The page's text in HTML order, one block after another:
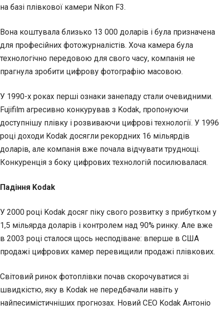
на базі плівкової камери Nikon F3.
Вона коштувала близько 13 000 доларів і була призначена
для професійних фотожурналістів. Хоча камера була
технологічно передовою для свого часу, компанія не
прагнула зробити цифрову фотографію масовою.
У 1990-х роках перші ознаки занепаду стали очевидними.
Fujifilm агресивно конкурував з Kodak, пропонуючи
доступнішу плівку і розвиваючи цифрові технології. У 1996
році доходи Kodak досягли рекордних 16 мільярдів
доларів, але компанія вже почала відчувати труднощі.
Конкуренція з боку цифрових технологій посилювалася.
Падіння Kodak
У 2000 році Kodak досяг піку свого розвитку з прибутком у
1,5 мільярда доларів і контролем над 90% ринку. Але вже
в 2003 році сталося щось несподіване: вперше в США
продажі цифрових камер перевищили продажі плівкових.
Світовий ринок фотоплівки почав скорочуватися зі
швидкістю, яку в Kodak не передбачали навіть у
найпесимістичніших прогнозах. Новий CEO Kodak Антоніо